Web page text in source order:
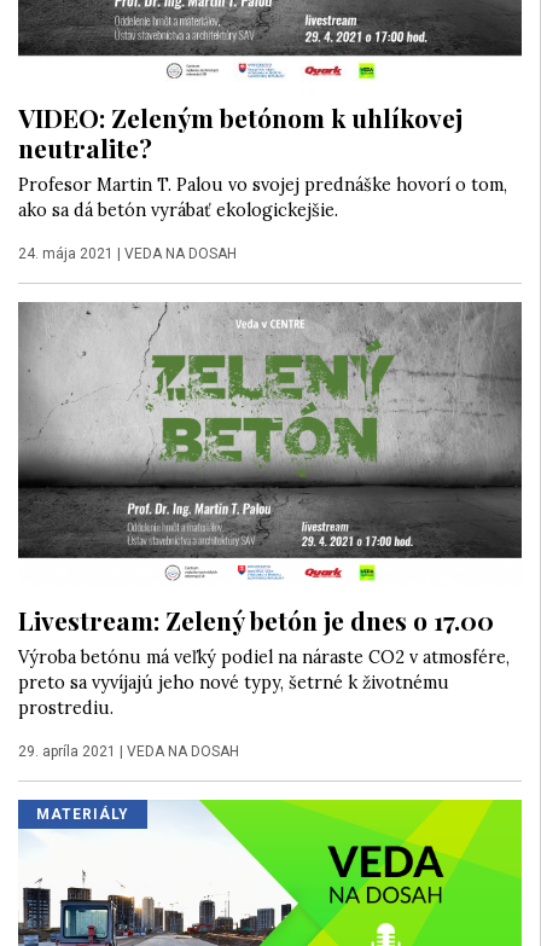
VIDEO: Zeleným betónom k uhlíkovej
neutralite?
Profesor Martin T. Palou vo svojej prednáške hovorí o tom,
ako sa dá betón vyrábať ekologickejšie.
24. mája 2021 | VEDA NA DOSAH
Livestream: Zelený betón je dnes o 17.00
Výroba betónu má veľký podiel na náraste CO2 v atmosfére,
preto sa vyvíjajú jeho nové typy, šetrné k životnému
prostrediu.
29. apríla 2021 VEDA NA DOSAH
MATERIÁLY